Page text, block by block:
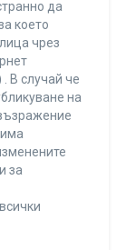
да
което
чрез
. В случай че
на
за